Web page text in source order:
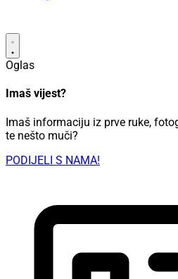
Oglas
Imaš vijest?
Imaš informaciju iz prve ruke,
te nešto muči?
PODIJELI S NAMA!